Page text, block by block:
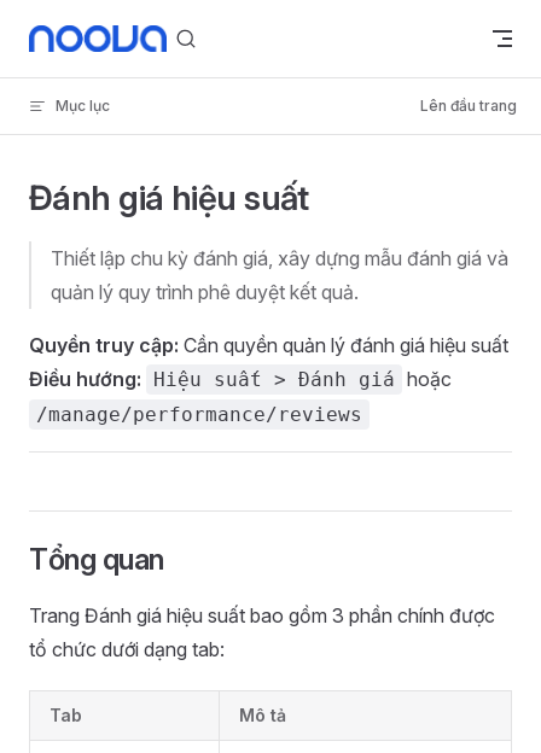
Skip to content
Mục lục Lên đầu trang
Đánh giá hiệu suất
Thiết lập chu kỳ đánh giá, xây dựng mẫu đánh giá và
quản lý quy trình phê duyệt kết quả.
Quyền truy cập: Cần quyền quản lý đánh giá hiệu suất
Điều hướng:
Hiệu suất > Đánh giá hoặc
/manage/performance/reviews
Tổng quan
Trang Đánh giá hiệu suất bao gồm 3 phần chính được
tổ chức dưới dạng tab:
Tab Mô tả